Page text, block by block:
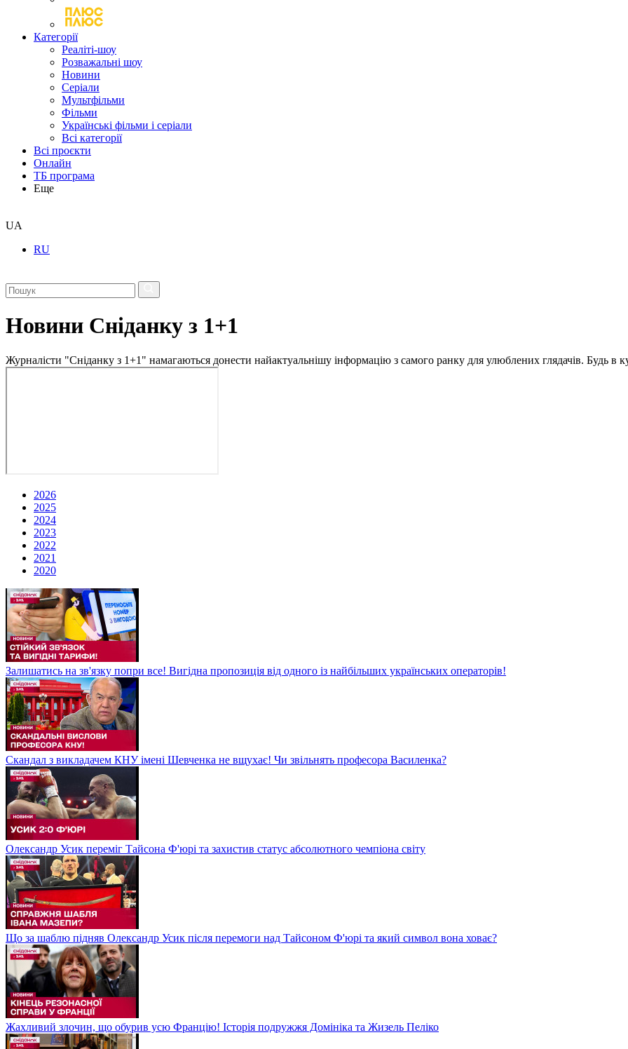
Категорії
Реаліті-шоу
Розважальні шоу
Новини
Серіали
Мультфільми
Фільми
Українські фільми і серіали
Всі категорії
Всі проєкти
Онлайн
ТБ програма
Еще
UA
RU
Новини Сніданку з 1+1
Журналісти "Сніданку з 1+1" намагаються донести найактуальнішу інформацію з самого ранку для улюблених глядачів. Будь в
2026
2025
2024
2023
2022
2021
2020
Залишатись на зв'язку попри все! Вигідна пропозиція від одного із найбільших українських операторів!
Скандал з викладачем КНУ імені Шевченка не вщухає! Чи звільнять професора Василенка?
Олександр Усик переміг Тайсона Ф'юрі та захистив статус абсолютного чемпіона світу
Що за шаблю підняв Олександр Усик після перемоги над Тайсоном Ф'юрі та який символ вона ховає?
Жахливий злочин, що обурив усю Францію! Історія подружжя Домініка та Жизель Пеліко